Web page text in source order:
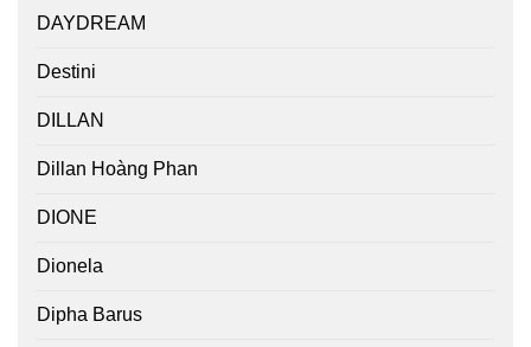
DAYDREAM
Destini
DILLAN
Dillan Hoàng Phan
DIONE
Dionela
Dipha Barus